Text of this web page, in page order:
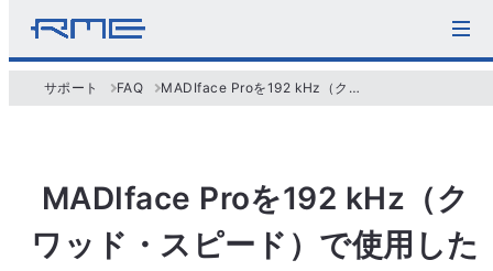
サポート FAQ MADIface Proを192 kHz（クワッド・スピード）で使用したときに、MADIの15/16チャンネルから録音できません。
MADIface Proを192 kHz（ク
ワッド・スピード）で使用した